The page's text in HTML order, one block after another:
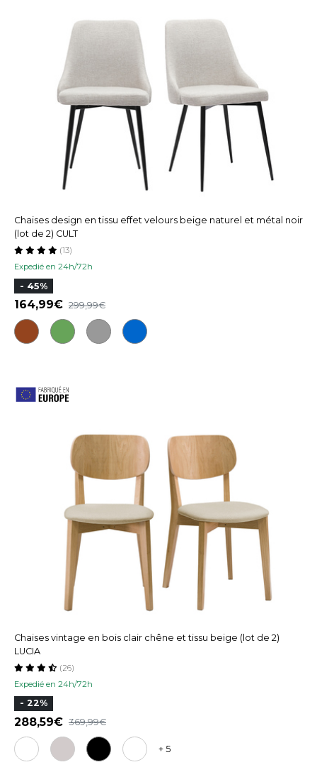
Chaises design en tissu effet velours beige naturel et métal noir
(lot de 2) CULT
Expedié en 24h/72h
(13)
- 45%
164,99 299,99
Chaises vintage en bois clair chêne et tissu beige (lot de 2)
LUCIA
Expedié en 24h/72h
(26)
- 22%
288,59 369,99
+ 5